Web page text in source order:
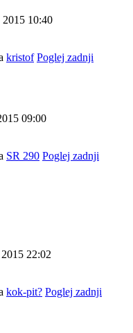
10:40
kristof Poglej zadnji
09:00
SR 290 Poglej zadnji
22:02
kok-pit? Poglej zadnji